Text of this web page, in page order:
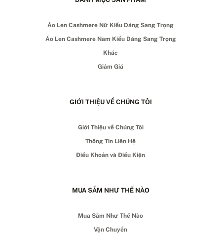
Áo Len Cashmere Nữ Kiểu Dáng Sang Trọng
Áo Len Cashmere Nam Kiểu Dáng Sang Trọng
Khác
Giảm Giá
GIỚI THIỆU VỀ CHÚNG TÔI
Giới Thiệu về Chúng Tôi
Thông Tin Liên Hệ
Điều Khoản và Điều Kiện
MUA SẮM NHƯ THẾ NÀO
Mua Sắm Như Thế Nào
Vận Chuyển